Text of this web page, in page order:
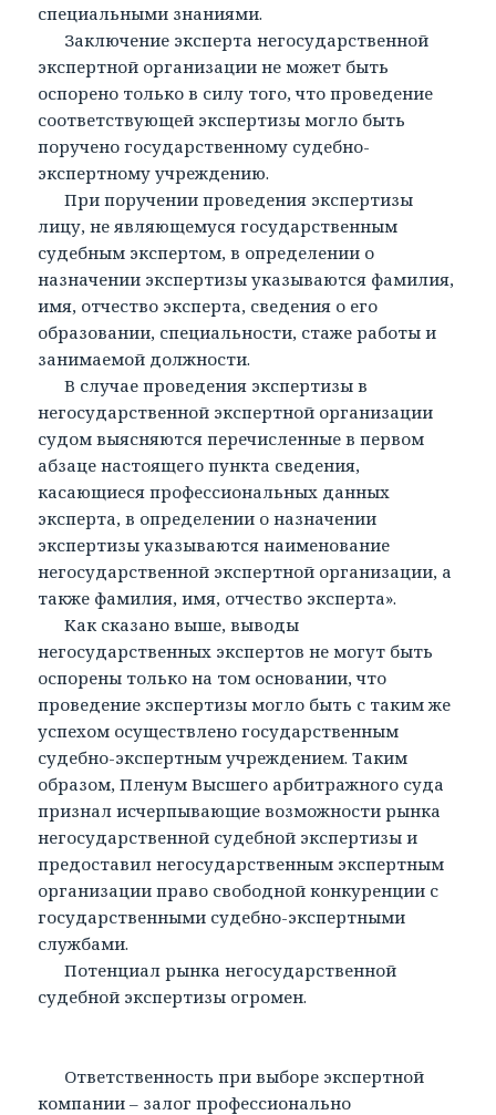
специальными знаниями.
Заключение эксперта негосударственной
экспертной организации не может быть
оспорено только в силу того, что проведение
соответствующей экспертизы могло быть
поручено государственному судебно-
экспертному учреждению.
При поручении проведения экспертизы
лицу, не являющемуся государственным
судебным экспертом, в определении о
назначении экспертизы указываются фамилия,
имя, отчество эксперта, сведения о его
образовании, специальности, стаже работы и
занимаемой должности.
В случае проведения экспертизы в
негосударственной экспертной организации
судом выясняются перечисленные в первом
абзаце настоящего пункта сведения,
касающиеся профессиональных данных
эксперта, в определении о назначении
экспертизы указываются наименование
негосударственной экспертной организации, а
также фамилия, имя, отчество эксперта».
Как сказано выше, выводы
негосударственных экспертов не могут быть
оспорены только на том основании, что
проведение экспертизы могло быть с таким же
успехом осуществлено государственным
судебно-экспертным учреждением. Таким
образом, Пленум Высшего арбитражного суда
признал исчерпывающие возможности рынка
негосударственной судебной экспертизы и
предоставил негосударственным экспертным
организации право свободной конкуренции с
государственными судебно-экспертными
службами.
Потенциал рынка негосударственной
судебной экспертизы огромен.
Ответственность при выборе экспертной
компании – залог профессионально